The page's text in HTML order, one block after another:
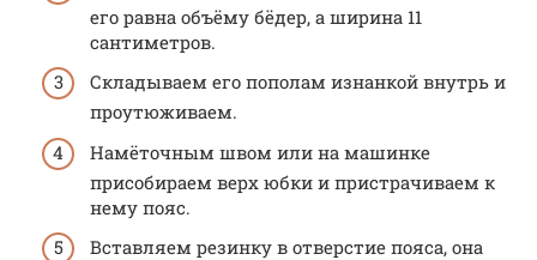
его равна объёму бёдер, а ширина 11
сантиметров.
Складываем его пополам изнанкой внутрь и
проутюживаем.
Намёточным швом или на машинке
присобираем верх юбки и пристрачиваем к
нему пояс.
Вставляем резинку в отверстие пояса, она